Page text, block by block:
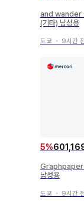
and wander
(기타) 남성용
도쿄 ・ 9시간 전
5%
Graphpaper
남성용
도쿄 ・ 9시간